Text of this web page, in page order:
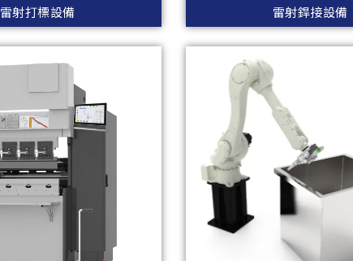
雷射打標設備 雷射銲接設備